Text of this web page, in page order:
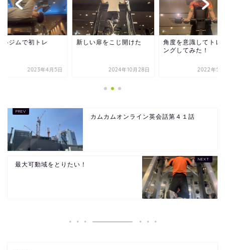
いジムで初トレ
2023年4月5日
新しい扉をこじ開けた
2024年10月28日
角度を意識してトレ
ングしてみた！
2022年5
カムカムオンライン英会話第４１話
最大可動域をとりたい！